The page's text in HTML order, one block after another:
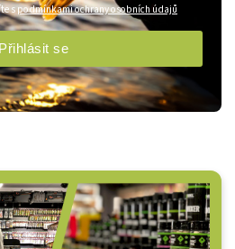
spodmínkami ochrany osobních údajů
Přihlásit se